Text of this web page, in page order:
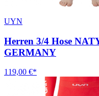
UYN
Herren 3/4 Hose
GERMANY
119,00 €*